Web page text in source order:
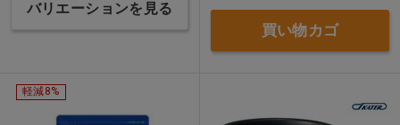
バリエーションを見る
買い物カゴ
軽減8%